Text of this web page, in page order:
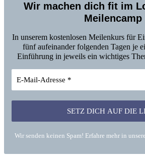
Wir machen dich fit im
Meilencamp
In unserem kostenlosen Meilenkurs für
fünf aufeinander folgenden Tagen je
Einführung in jeweils ein wichtiges
Wir senden keinen Spam! Erfahre mehr in